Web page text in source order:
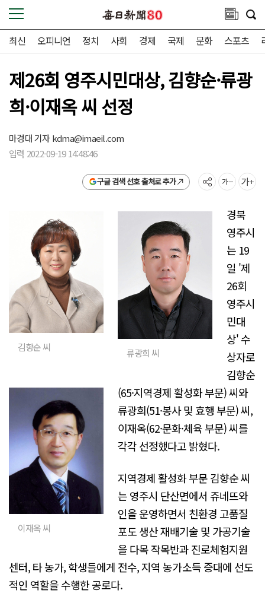
최신 오피니언 정치 사회 경제 국제 문화 스포츠
제26회 영주시민대상, 김향순·류광
희·이재옥 씨 선정
마경대 기자kdma@imaeil.com
입력 2022-09-19 14:48:46
구글 검색 선호 출처로 추가
김향순 씨 류광희 씨
이재옥 씨
경북
영주시
는 19
일 '제
26회
영주시
민대
상' 수
상자로
김향순
(65·지역경제 활성화 부문) 씨와
류광희(51·봉사 및 효행 부문) 씨,
이재옥(62·문화·체육 부문) 씨를
각각 선정했다고 밝혔다.
지역경제 활성화 부문 김향순 씨
는 영주시 단산면에서 쥬네뜨와
인을 운영하면서 친환경 고품질
포도 생산 재배기술 및 가공기술
을 다목 작목반과 진로체험지원
센터, 타 농가, 학생들에게 전수, 지역 농가소득 증대에 선도
적인 역할을 수행한 공로다.